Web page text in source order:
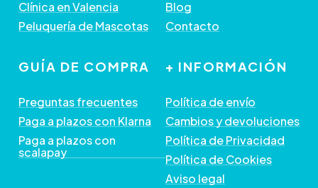
Clínica en Valencia
Peluquería de Mascotas
Blog
Contacto
GUÍA DE COMPRA
Preguntas frecuentes
Paga a plazos con Klarna
Paga a plazos con
scalapay
+ INFORMACIÓN
Política de envío
Cambios y devoluciones
Política de Privacidad
Política de Cookies
Aviso legal